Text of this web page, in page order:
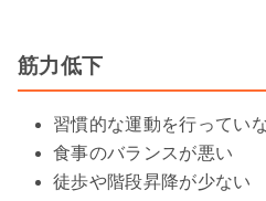
筋力低下
習慣的な運動を行ってい
食事のバランスが悪い
徒歩や階段昇降が少ない